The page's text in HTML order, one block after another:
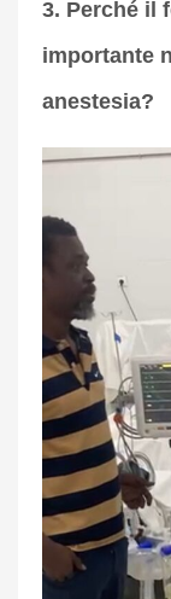
3. Perché il
importante
anestesia?